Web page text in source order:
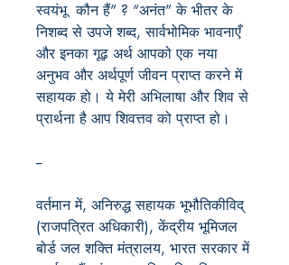
स्वयंभू कौन हैं” ? “अनंत” के भीतर के
निशब्द से उपजे शब्द, सार्वभोमिक भावनाएँ
और इनका गूढ़ अर्थ आपको एक नया
अनुभव और अर्थपूर्ण जीवन प्राप्त करने में
सहायक हो। ये मेरी अभिलाषा और शिव से
प्रार्थना है आप शिवत्तव को प्राप्त हो।
--
वर्तमान में, अनिरुद्ध सहायक भूभौतिकीविद्
(राजपत्रित अधिकारी), केंद्रीय भूमिजल
बोर्ड जल शक्ति मंत्रालय, भारत सरकार में